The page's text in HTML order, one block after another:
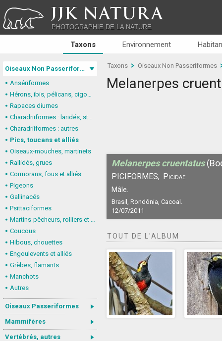
JJK NATURA
PHOTOGRAPHIE DE LA NATURE
Taxons Environnement
Oiseaux Non Passeriformes
Ansériformes
Hérons, ibis, pélicans, cigognes
Rapaces diurnes
Charadriiformes : laridés, stercorariidés, glaréolidés
Charadriiformes : autres
Pics, toucans et alliés
Oiseaux-mouches, martinets
Rallidés, grues
Cormorans, fous et alliés
Pigeons
Gallinacés
Psittaciformes
Martins-pêcheurs, rolliers et alliés
Coucous
Hibous, chouettes
Engoulevents et alliés
Grèbes, flamants
Manchots
Autres
Oiseaux Passeriformes
Mammifères
Vertébrés, autres
Taxons Oiseaux Non Passeriformes
Melanerpes
Melanerpes cruentatus
PICIFORMES, Picidae
Mâle.
Brasil, Rondônia, Cacoal.
12/07/2011
TOUT DE L'ALBUM